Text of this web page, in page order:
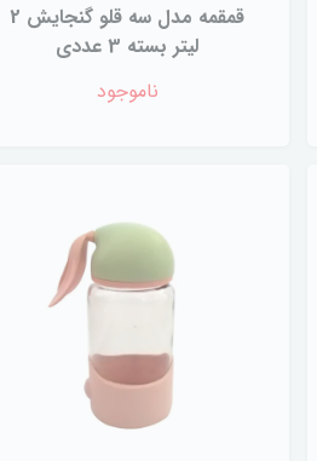
قمقمه مدل سه قلو گنجایش 2
لیتر بسته 3 عددی
ناموجود